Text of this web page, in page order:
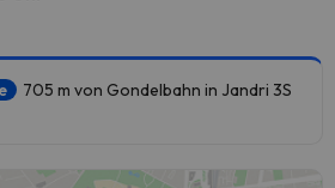
705 m von Gondelbahn in Jandri 3S